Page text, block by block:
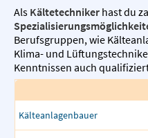
Als Kältetechniker hast du
Berufsgruppen, wie
Klima- und
Kenntnissen auch
Kälteanlagenbauer